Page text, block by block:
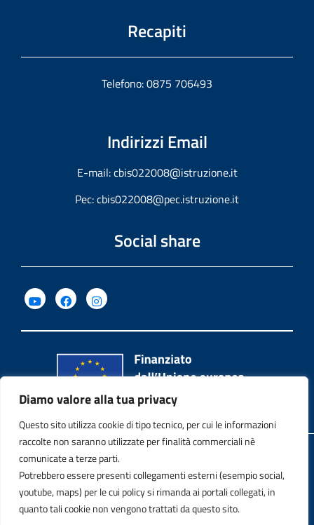
Diamo valore alla tua privacy
Questo sito utilizza cookie di tipo tecnico, per cui le informazioni
raccolte non saranno utilizzate per finalità commerciali nè
comunicate a terze parti.
Potrebbero essere presenti collegamenti esterni (esempio social,
youtube, maps) per le cui policy si rimanda ai portali collegati, in
quanto tali cookie non vengono trattati da questo sito.
Recapiti
Telefono: 0875 706493
Indirizzi Email
E-mail:cbis022008@istruzione.it
Pec:cbis022008@pec.istruzione.it
Social share
Privacy Policy
Note legali
Contatti